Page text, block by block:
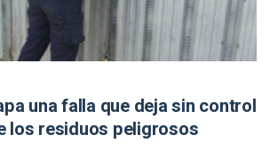
una falla que deja sin control
los residuos peligrosos